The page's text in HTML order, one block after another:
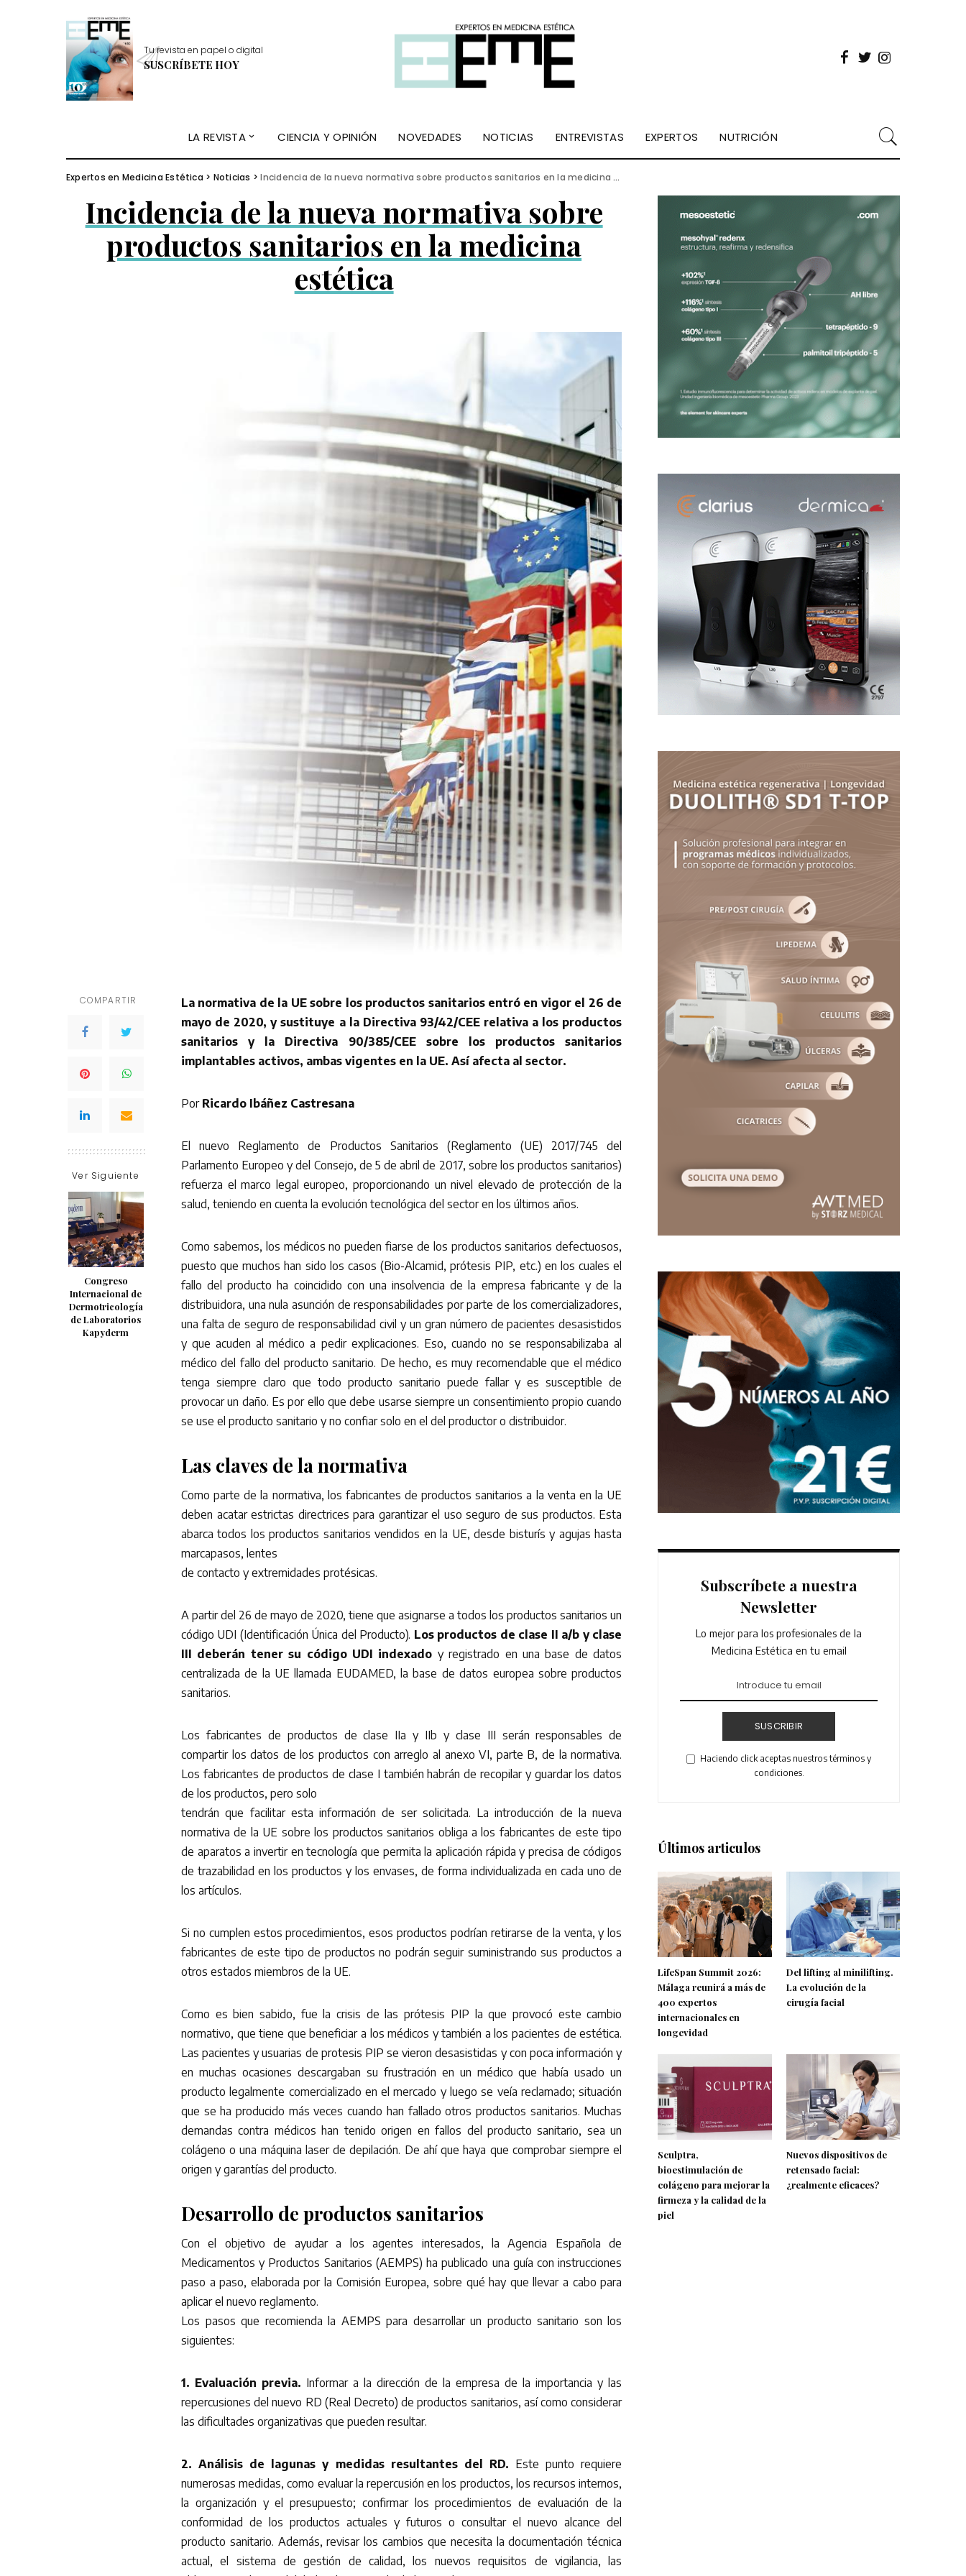
Tu revista en papel o digital
SUSCRÍBETE HOY
LA REVISTA CIENCIA Y OPINIÓN NOVEDADES NOTICIAS ENTREVISTAS EXPERTOS NUTRICIÓN
Expertos en Medicina Estética > Noticias >Incidencia de la nueva normativa sobre productos sanitarios en la medicina estética
Incidencia de la nueva normativa sobre
productos sanitarios en la medicina
estética
COMPARTIR
Ver Siguiente
Congreso
Internacional de
Dermotricología
de Laboratorios
Kapyderm
La normativa de la UE sobre los productos sanitarios entró en vigor el 26 de
mayo de 2020, y sustituye a la Directiva 93/42/CEE relativa a los productos
sanitarios y la Directiva 90/385/CEE sobre los productos sanitarios
implantables activos, ambas vigentes en la UE. Así afecta al sector.
Por Ricardo Ibáñez Castresana
El nuevo Reglamento de Productos Sanitarios (Reglamento (UE) 2017/745 del
Parlamento Europeo y del Consejo, de 5 de abril de 2017, sobre los productos sanitarios)
refuerza el marco legal europeo, proporcionando un nivel elevado de protección de la
salud, teniendo en cuenta la evolución tecnológica del sector en los últimos años.
Como sabemos, los médicos no pueden fiarse de los productos sanitarios defectuosos,
puesto que muchos han sido los casos (Bio-Alcamid, prótesis PIP, etc.) en los cuales el
fallo del producto ha coincidido con una insolvencia de la empresa fabricante y de la
distribuidora, una nula asunción de responsabilidades por parte de los comercializadores,
una falta de seguro de responsabilidad civil y un gran número de pacientes desasistidos
y que acuden al médico a pedir explicaciones. Eso, cuando no se responsabilizaba al
médico del fallo del producto sanitario. De hecho, es muy recomendable que el médico
tenga siempre claro que todo producto sanitario puede fallar y es susceptible de
provocar un daño. Es por ello que debe usarse siempre un consentimiento propio cuando
se use el producto sanitario y no confiar solo en el del productor o distribuidor.
Las claves de la normativa
Como parte de la normativa, los fabricantes de productos sanitarios a la venta en la UE
deben acatar estrictas directrices para garantizar el uso seguro de sus productos. Esta
abarca todos los productos sanitarios vendidos en la UE, desde bisturís y agujas hasta
marcapasos, lentes
de contacto y extremidades protésicas.
A partir del 26 de mayo de 2020, tiene que asignarse a todos los productos sanitarios un
código UDI (Identificación Única del Producto). Los productos de clase II a/b y clase
III deberán tener su código UDI indexado y registrado en una base de datos
centralizada de la UE llamada EUDAMED, la base de datos europea sobre productos
sanitarios.
Los fabricantes de productos de clase IIa y IIb y clase III serán responsables de
compartir los datos de los productos con arreglo al anexo VI, parte B, de la normativa.
Los fabricantes de productos de clase I también habrán de recopilar y guardar los datos
de los productos, pero solo
tendrán que facilitar esta información de ser solicitada. La introducción de la nueva
normativa de la UE sobre los productos sanitarios obliga a los fabricantes de este tipo
de aparatos a invertir en tecnología que permita la aplicación rápida y precisa de códigos
de trazabilidad en los productos y los envases, de forma individualizada en cada uno de
los artículos.
Si no cumplen estos procedimientos, esos productos podrían retirarse de la venta, y los
fabricantes de este tipo de productos no podrán seguir suministrando sus productos a
otros estados miembros de la UE.
Como es bien sabido, fue la crisis de las prótesis PIP la que provocó este cambio
normativo, que tiene que beneficiar a los médicos y también a los pacientes de estética.
Las pacientes y usuarias de protesis PIP se vieron desasistidas y con poca información y
en muchas ocasiones descargaban su frustración en un médico que había usado un
producto legalmente comercializado en el mercado y luego se veía reclamado; situación
que se ha producido más veces cuando han fallado otros productos sanitarios. Muchas
demandas contra médicos han tenido origen en fallos del producto sanitario, sea un
colágeno o una máquina laser de depilación. De ahí que haya que comprobar siempre el
origen y garantías del producto.
Desarrollo de productos sanitarios
Con el objetivo de ayudar a los agentes interesados, la Agencia Española de
Medicamentos y Productos Sanitarios (AEMPS) ha publicado una guía con instrucciones
paso a paso, elaborada por la Comisión Europea, sobre qué hay que llevar a cabo para
aplicar el nuevo reglamento.
Los pasos que recomienda la AEMPS para desarrollar un producto sanitario son los
siguientes:
1. Evaluación previa. Informar a la dirección de la empresa de la importancia y las
repercusiones del nuevo RD (Real Decreto) de productos sanitarios, así como considerar
las dificultades organizativas que pueden resultar.
2. Análisis de lagunas y medidas resultantes del RD. Este punto requiere
numerosas medidas, como evaluar la repercusión en los productos, los recursos internos,
la organización y el presupuesto; confirmar los procedimientos de evaluación de la
conformidad de los productos actuales y futuros o consultar el nuevo alcance del
producto sanitario. Además, revisar los cambios que necesita la documentación técnica
actual, el sistema de gestión de calidad, los nuevos requisitos de vigilancia, las
Subscríbete a nuestra
Newsletter
Lo mejor para los profesionales de la
Medicina Estética en tu email
SUSCRIBIR
Haciendo click aceptas nuestros términos y
condiciones.
Últimos articulos
LifeSpan Summit 2026:
Málaga reunirá a más de
400 expertos
internacionales en
longevidad
Del lifting al minilifting.
La evolución de la
cirugía facial
Sculptra,
bioestimulación de
colágeno para mejorar la
firmeza y la calidad de la
piel
Nuevos dispositivos de
retensado facial:
¿realmente eficaces?